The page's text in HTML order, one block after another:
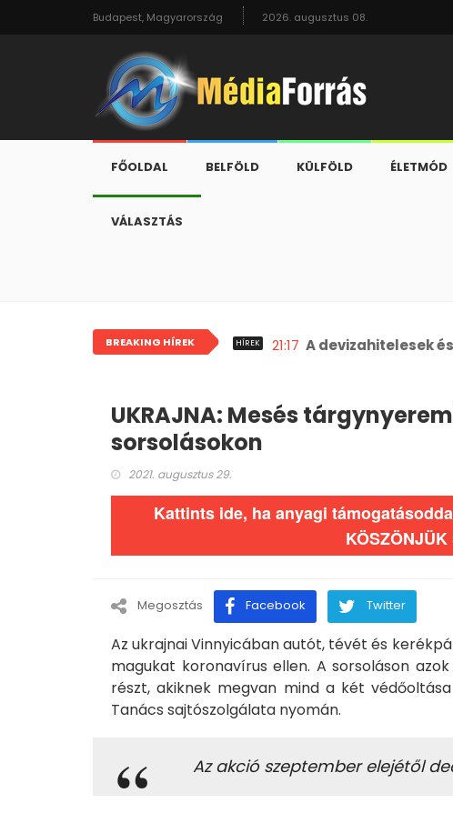
Budapest, Magyarország 2026. augusztus 08.
FŐOLDAL BELFÖLD KÜLFÖLD ÉLETMÓD
VÁLASZTÁS
BREAKING HÍREK HÍREK 21:17 A devizahitelesek
UKRAJNA: Mesés
sorsolásokon
2021. augusztus 29.
Kattints ide, ha anyagi
KÖSZÖNJÜK
Megosztás Facebook Twitter
Az ukrajnai Vinnyicában autót, tévét és
magukat koronavírus ellen. A sorsoláson
részt, akiknek megvan mind a két
Tanács sajtószolgálata nyomán.
Az akció szeptember elejétől